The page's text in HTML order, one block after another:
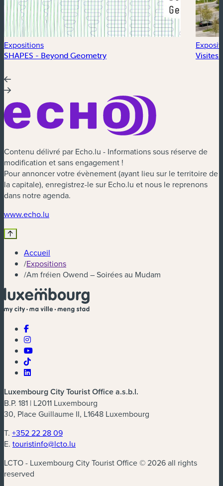
Expositions
SHAPES - Beyond Geometry Visites
Contenu délivré par Echo.lu - Informations sous réserve de
modification et sans engagement !
Pour annoncer votre évènement (ayant lieu sur le territoire de
la capitale), enregistrez-le sur Echo.lu et nous le reprenons
dans notre agenda.
www.echo.lu
Accueil
/Expositions
/Am fréien Owend – Soirées au Mudam
Luxembourg City Tourist Office a.s.b.l.
B.P. 181 | L2011 Luxembourg
30, Place Guillaume II, L1648 Luxembourg
T. +352 22 28 09
E. touristinfo@lcto.lu
LCTO - Luxembourg City Tourist Office © 2026 all rights
reserved